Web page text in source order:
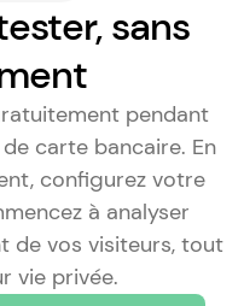
sans
pendant
carte bancaire. En
configurez votre
à analyser
de vos visiteurs, tout
vie privée.